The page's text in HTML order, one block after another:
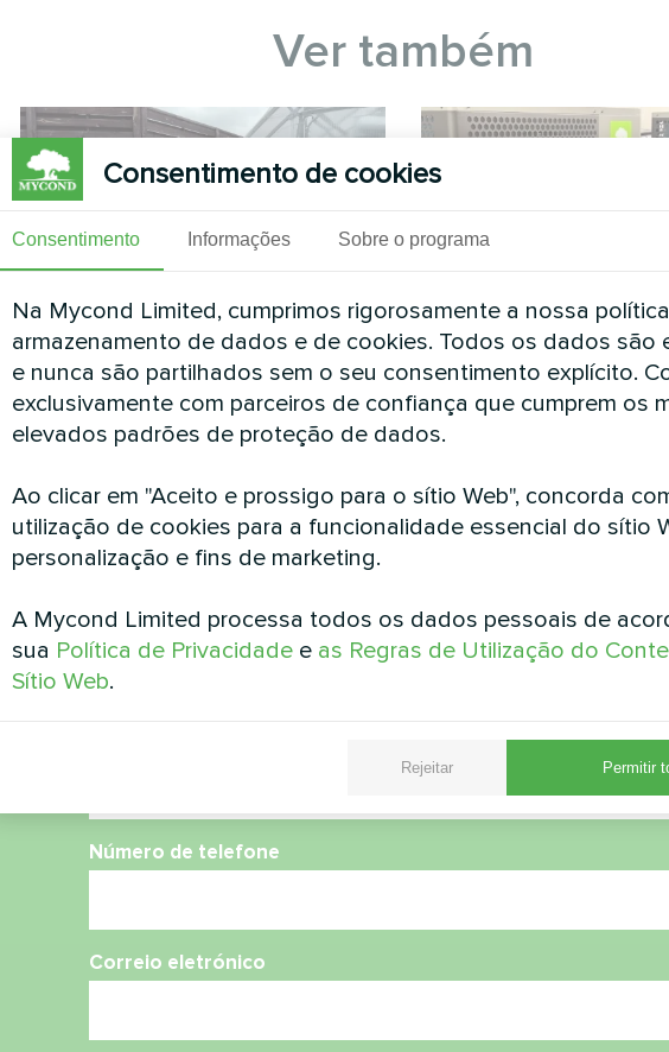
Ver também
Estufa
Bomba de calor Mycond Hevi MHS N18 HH
Solução de
residencial
Solução de bomba de calor
Número de telefone
Correio eletrónico
Consentimento de cookies
Consentimento Informações Sobre o programa
Na Mycond Limited, cumprimos rigorosamente a nossa
armazenamento de dados e de cookies. Todos os dados são
e nunca são partilhados sem o seu consentimento explícito.
exclusivamente com parceiros de confiança que cumprem os
elevados padrões de proteção de dados.
Ao clicar em "Aceito e prossigo para o sítio Web", concorda
utilização de cookies para a funcionalidade essencial do sítio
personalização e fins de marketing.
A Mycond Limited processa todos os dados pessoais de
sua Política de Privacidade e as Regras de Utilização do
Sítio Web.
Rejeitar Permitir